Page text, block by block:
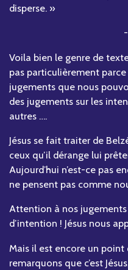
disperse. »
Voila bien le genre de
pas particulièrement
jugements que nous
des jugements sur les
autres ….
Jésus se fait traiter de
ceux qu’il dérange lui
Aujourd’hui n’est-ce pas
ne pensent pas comme
Attention à nos
d’intention ! Jésus nous
Mais il est encore un
remarquons que c’est